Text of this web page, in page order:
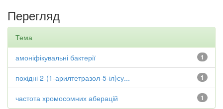
Перегляд
Тема
1
амоніфікувальні бактерії
1
похідні 2-(1-арилтетразол-5-іл)су...
1
частота хромосомних аберацій